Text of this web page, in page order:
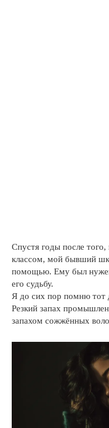
Спустя годы после
классом, мой бывший
помощью. Ему был
его судьбу.
Я до сих пор помню тот
Резкий запах
запахом сожжённых